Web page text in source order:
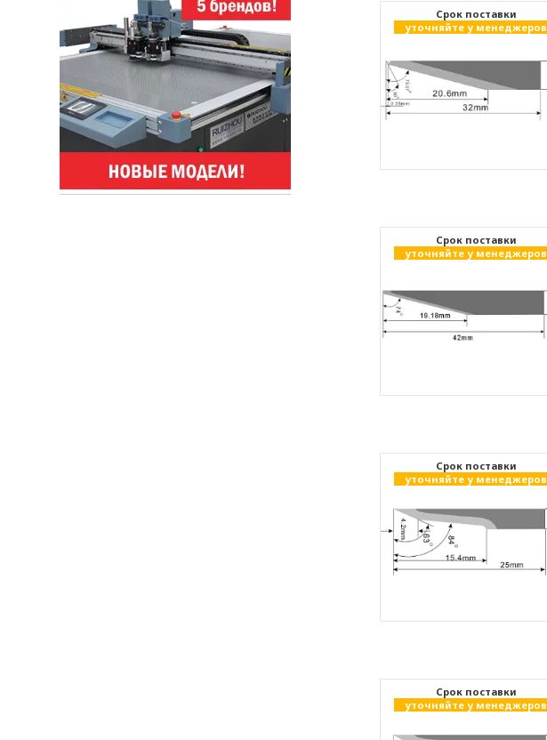
Cрок поставки
уточняйте у менеджеров
Cрок поставки
уточняйте у менеджеров
Cрок поставки
уточняйте у менеджеров
Cрок поставки
уточняйте у менеджеров